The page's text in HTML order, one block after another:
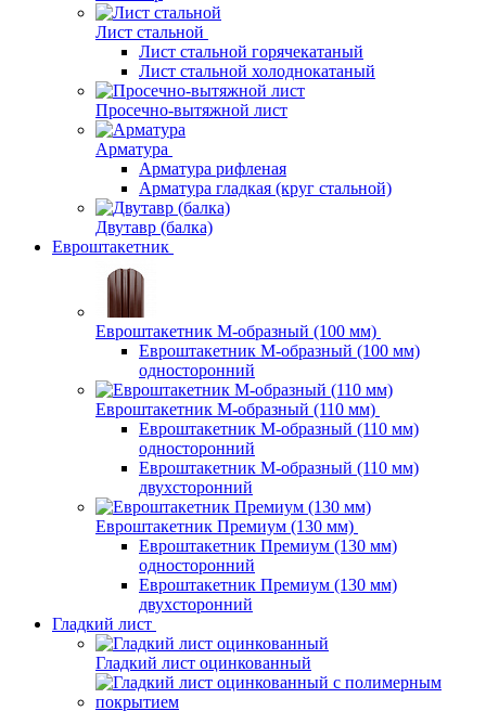
Лист стальной
Лист стальной горячекатаный
Лист стальной холоднокатаный
Просечно-вытяжной лист
Арматура
Арматура рифленая
Арматура гладкая (круг стальной)
Двутавр (балка)
Евроштакетник
Евроштакетник М-образный (100 мм)
Евроштакетник М-образный (100 мм)
односторонний
Евроштакетник М-образный (110 мм)
Евроштакетник М-образный (110 мм)
односторонний
Евроштакетник М-образный (110 мм)
двухсторонний
Евроштакетник Премиум (130 мм)
Евроштакетник Премиум (130 мм)
односторонний
Евроштакетник Премиум (130 мм)
двухсторонний
Гладкий лист
Гладкий лист оцинкованный